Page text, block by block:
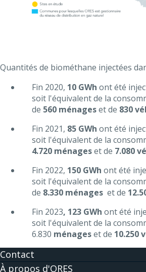
Quantités de biométhane injectées
Fin 2020, 10 GWh ont été
soit l'équivalent de la
de 560 ménageset de 830
Fin 2021, 85 GWh ont été
soit l'équivalent de la
4.720 ménageset de 7.080
Fin 2022, 150 GWh ont été
soit l'équivalent de la
de 8.330 ménages et de
Fin 2023, 123 GWh ont été
soit l'équivalent de la
6.830 ménageset de 10.250
Contact
À propos d'ORES